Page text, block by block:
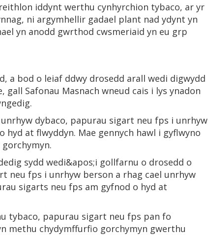
iddynt werthu cynhyrchion tybaco, ar yr
ni argymhellir gadael plant nad ydynt yn
yn anodd gwrthod cwsmeriaid yn eu grp
a bod o leiaf ddwy drosedd arall wedi digwydd
Safonau Masnach wneud cais i lys ynadon
dybaco, papurau sigart neu fps i unrhyw
at flwyddyn. Mae gennych hawl i gyflwyno
sydd wedi&apos;i gollfarnu o drosedd o
neu fps i unrhyw berson a rhag cael unrhyw
sigarts neu fps am gyfnod o hyd at
tybaco, papurau sigart neu fps pan fo
methu chydymffurfio gorchymyn gwerthu